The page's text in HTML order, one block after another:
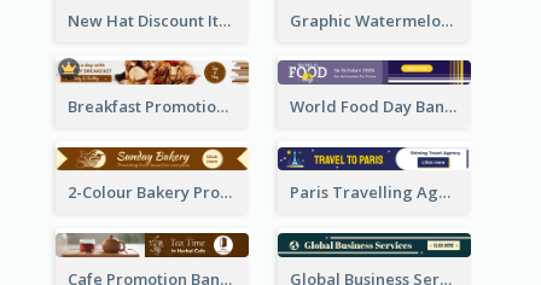
New Hat Discount Items Banner Ads Graphic Watermelon International Fruit Day Leaderboard
Breakfast Promotional Leaderboard World Food Day Banner Ad
2-Colour Bakery Promotional Banner Ad Paris Travelling Agency Banner Ad
Cafe Promotion Banner Ad With Herbal Tea Global Business Services Banner Ad